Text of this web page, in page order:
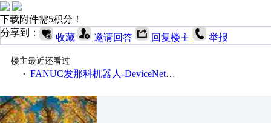
下载附件需5积分！
分享到：
收藏 邀请回答 回复楼主 举报
楼主最近还看过
· FANUC发那科机器人-DeviceNet通信使用手册(中文)